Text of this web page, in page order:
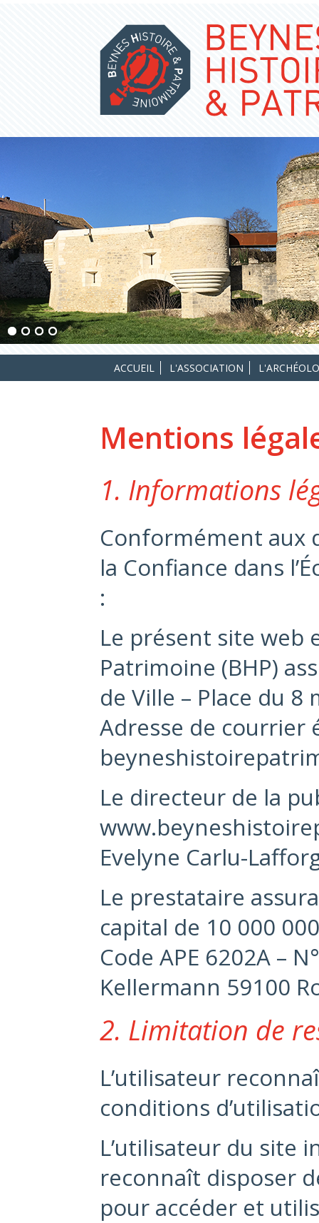
ACCUEIL L'ASSOCIATION
Mentions
1. Informations
Conformément aux
la Confiance dans
:
Le présent site web
Patrimoine (BHP)
de Ville – Place du 8
Adresse de courrier
Le directeur de la
Evelyne Carlu-
Le prestataire
capital de 10 000
Code APE 6202A –
Kellermann 59100
2. Limitation de
L’utilisateur
conditions
L’utilisateur du site
reconnaît disposer
pour accéder et